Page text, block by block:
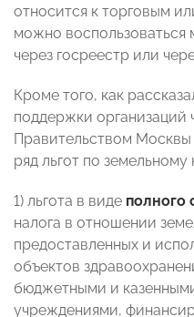
относится к торговым
можно воспользоваться
через госреестр или
Кроме того, как
поддержки организаций
Правительством
ряд льгот по земельному
1) льгота в виде полного
налога в отношении
предоставленных и
объектов
бюджетными и
учреждениями,